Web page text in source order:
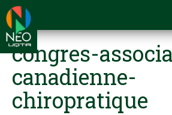
congres-
canadienne-
chiropratique